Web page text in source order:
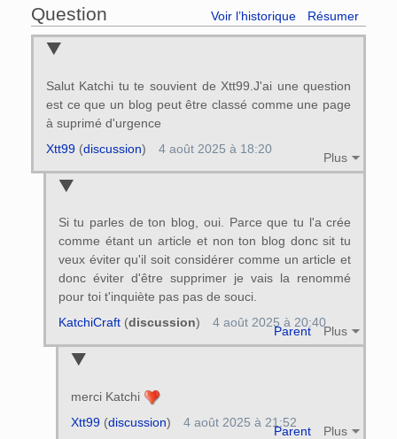
Question Voir l’historique Résumer
Salut Katchi tu te souvient de Xtt99.J'ai une question
est ce que un blog peut être classé comme une page
à suprimé d'urgence
Plus
Xtt99(discussion) 4 août 2025 à 18:20
Si tu parles de ton blog, oui. Parce que tu l'a crée
comme étant un article et non ton blog donc sit tu
veux éviter qu'il soit considérer comme un article et
donc éviter d'être supprimer je vais la renommé
pour toi t'inquiète pas pas de souci.
Parent Plus
KatchiCraft(discussion) 4 août 2025 à 20:40
merci Katchi
Parent Plus
Xtt99(discussion) 4 août 2025 à 21:52